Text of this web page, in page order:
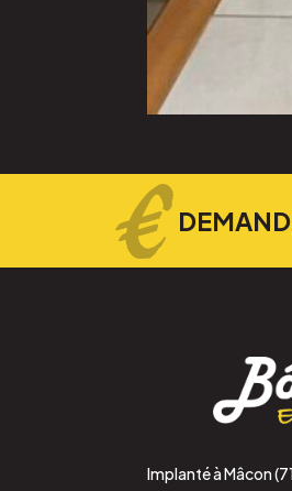
Implanté à Mâcon